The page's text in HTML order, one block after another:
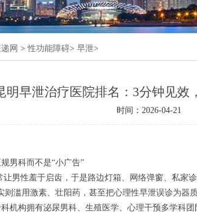
网 >性功能障碍> 早泄>
明早泄治疗医院排名：3分钟见效
时间：2026-04-21
男科而不是“小广告”
让男性羞于启齿，于是路边灯箱、网络弹窗、私家
则滥用激素、壮阳药，甚至把心理性早泄误诊为器
机构拥有泌尿男科、生殖医学、心理干预多学科